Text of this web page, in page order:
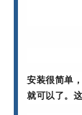
安装很简单
就可以了。